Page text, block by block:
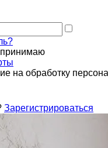
на обработку
Зарегистрироваться